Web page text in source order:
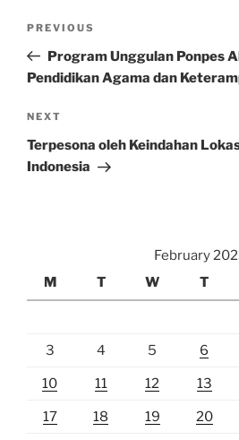
Previous
Post
PREVIOUS
Program Unggulan Ponpes
Pendidikan Agama dan
Next
Post
NEXT
Terpesona oleh Keindahan
Indonesia
February
M
T W T
3 4 5 6
10 11 12 13
17 18 19 20